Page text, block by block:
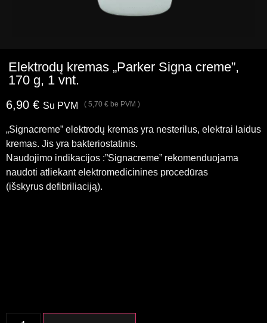
Elektrodų kremas „Parker Signa creme”,
170 g, 1 vnt.
6,90 € Su PVM ( 5,70 € be PVM )
„Signacreme” elektrodų kremas yra nesterilus, elektrai laidus
kremas. Jis yra bakteriostatinis.
Naudojimo indikacijos :”Signacreme” rekomenduojama
naudoti atliekant elektromedicinines procedūras
(išskyrus defibriliaciją).